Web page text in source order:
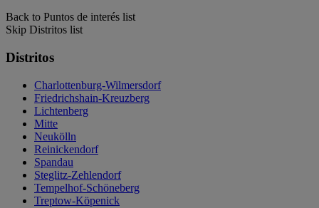
Back to Puntos de interés list
Skip Distritos list
Distritos
Charlottenburg-Wilmersdorf
Friedrichshain-Kreuzberg
Lichtenberg
Mitte
Neukölln
Reinickendorf
Spandau
Steglitz-Zehlendorf
Tempelhof-Schöneberg
Treptow-Köpenick